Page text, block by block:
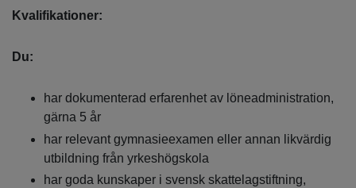
Kvalifikationer:
Du:
har dokumenterad erfarenhet av löneadministration,
gärna 5 år
har relevant gymnasieexamen eller annan likvärdig
utbildning från yrkeshögskola
har goda kunskaper i svensk skattelagstiftning,